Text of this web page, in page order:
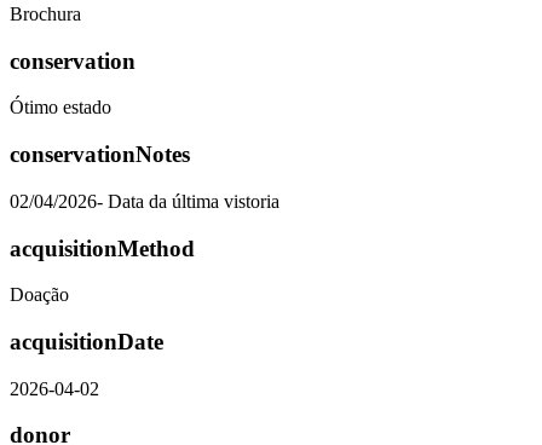
Brochura
conservation
Ótimo estado
conservationNotes
02/04/2026- Data da última vistoria
acquisitionMethod
Doação
acquisitionDate
2026-04-02
donor